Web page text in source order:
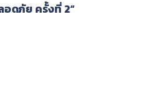
อดภัย ครั้งที่ 2“